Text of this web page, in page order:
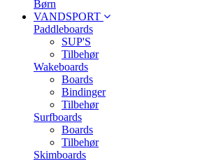
Børn
VANDSPORT
Paddleboards
SUP'S
Tilbehør
Wakeboards
Boards
Bindinger
Tilbehør
Surfboards
Boards
Tilbehør
Skimboards